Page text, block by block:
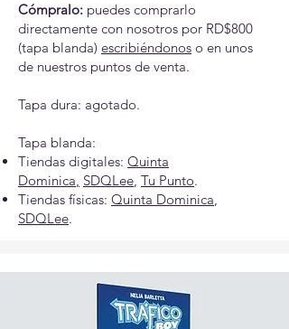
Cómpralo: puedes comprarlo
directamente con nosotros por RD$800
(tapa blanda) escribiéndonos o en unos
de nuestros puntos de venta.
Tapa dura: agotado. ​
Tapa blanda:
Tiendas digitales: Quinta
Dominica, SDQLee, Tu Punto.
Tiendas físicas: Quinta Dominica,
SDQLee.